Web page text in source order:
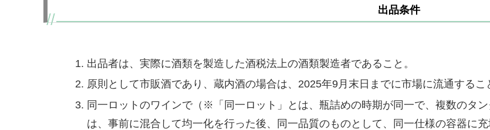
出品条件
出品者は、実際に酒類を製造した酒税法上の酒類製造者であること。
原則として市販酒であり、蔵内酒の場合は、2025年9月末日までに市場に流通するこ
同一ロットのワインで（※「同一ロット」とは、瓶詰めの時期が同一で、複数のタ
は、事前に混合して均一化を行った後、同一品質のものとして、同一仕様の容器に